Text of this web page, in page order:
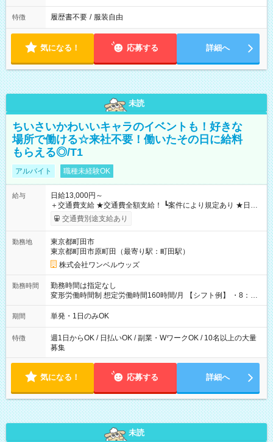
特徴 履歴書不要 / 服装自由
気になる！ 応募する 詳細へ
未読
ちいさいかわいいキャラのイベントも！好きな
場所で働ける☆来社不要！働いたその日に給料
もらえる◎/T1
アルバイト 職種未経験OK
給与
日給13,000円～
＋交通費支給 ★交通費全額支給！ ┗案件により規定あり ★日払
いOK！（規定あり） ┗働いたその日に現金GET♪ お仕事後はコ
ンビニATMから 日払い分を引き落とせます！ 【試用期間】試
交通費別途支給あり
勤務地
東京都町田市
東京都町田市原町田（最寄り駅：町田駅）
株式会社ワンベルウッズ
勤務時間
勤務時間は指定なし
変形労働時間制 想定労働時間160時間/月 【シフト例】 ・8：00
～21：00
期間 単発・1日のみOK
特徴
週1日からOK / 日払いOK / 副業・WワークOK / 10名以上の大量
募集
気になる！ 応募する 詳細へ
未読